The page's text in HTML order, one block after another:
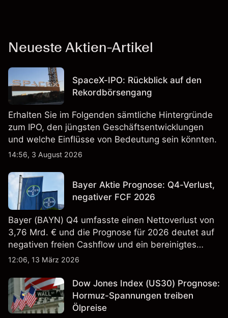
Neueste Aktien-Artikel
SpaceX-IPO: Rückblick auf den
Rekordbörsengang
Erhalten Sie im Folgenden sämtliche Hintergründe
zum IPO, den jüngsten Geschäftsentwicklungen
und welche Einflüsse von Bedeutung sein könnten.
14:56, 3 August 2026
Bayer Aktie Prognose: Q4-Verlust,
negativer FCF 2026
Bayer (BAYN) Q4 umfasste einen Nettoverlust von
3,76 Mrd. € und die Prognose für 2026 deutet auf
negativen freien Cashflow und ein bereinigtes
EBITDA von 9,6–10,1 Mrd. € hin. Die
verlässlicher Indikator für zukünftige Ergebnisse.
12:06, 13 März 2026
Dow Jones Index (US30) Prognose:
Hormuz-Spannungen treiben
Ölpreise